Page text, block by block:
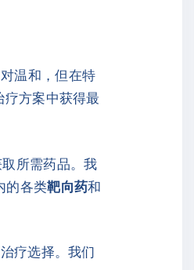
温和，但在特
方案中获得最
取所需药品。我
的各类靶向药和
疗选择。我们